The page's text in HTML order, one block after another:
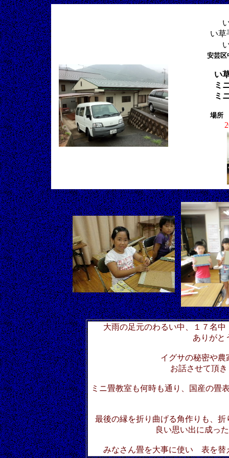
い草
安芸
い
ミ
ミ
場所
大雨の足元のわるい中、１７名
ありがと
イグサの秘密や
お話させて頂
ミニ畳教室も何時も通り、国産の畳
最後の縁を折り曲げる角作りも、
良い思い出に成っ
みなさん畳を大事に使い 表を替